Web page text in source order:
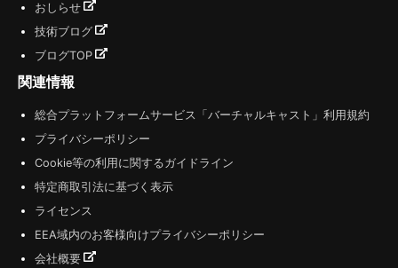
おしらせ
技術ブログ
ブログTOP
関連情報
総合プラットフォームサービス「バーチャルキャスト」利用規約
プライバシーポリシー
Cookie等の利用に関するガイドライン
特定商取引法に基づく表示
ライセンス
EEA域内のお客様向けプライバシーポリシー
会社概要